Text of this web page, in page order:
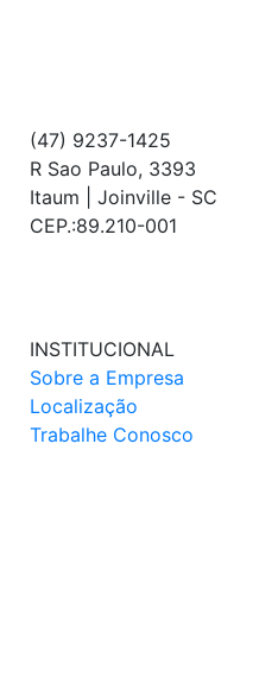
(47) 9237-1425
R Sao Paulo, 3393
Itaum | Joinville - SC
CEP.:89.210-001
INSTITUCIONAL
Sobre a Empresa
Localização
Trabalhe Conosco